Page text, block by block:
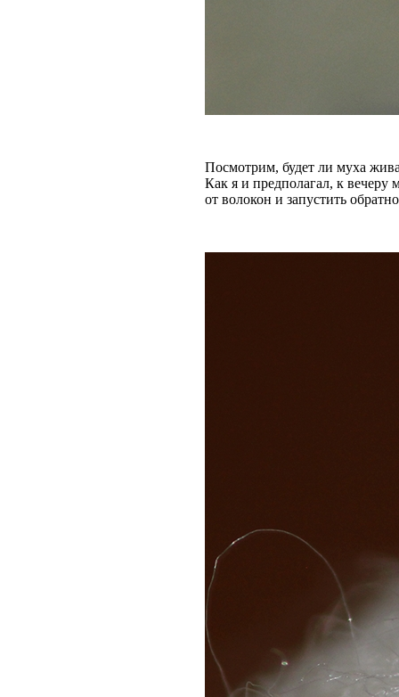
Посмотрим, будет ли муха
Как я и предполагал, к вечеру
от волокон и запустить